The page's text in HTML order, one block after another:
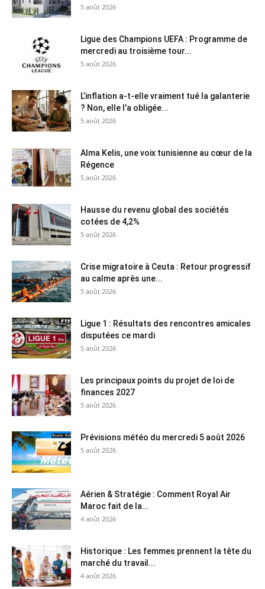
5 août 2026
Ligue des Champions UEFA : Programme de
mercredi au troisième tour...
5 août 2026
L’inflation a-t-elle vraiment tué la galanterie
? Non, elle l’a obligée...
5 août 2026
Alma Kelis, une voix tunisienne au cœur de la
Régence
5 août 2026
Hausse du revenu global des sociétés
cotées de 4,2%
5 août 2026
Crise migratoire à Ceuta : Retour progressif
au calme après une...
5 août 2026
Ligue 1 : Résultats des rencontres amicales
disputées ce mardi
5 août 2026
Les principaux points du projet de loi de
finances 2027
5 août 2026
Prévisions météo du mercredi 5 août 2026
5 août 2026
Aérien & Stratégie : Comment Royal Air
Maroc fait de la...
4 août 2026
Historique : Les femmes prennent la tête du
marché du travail...
4 août 2026